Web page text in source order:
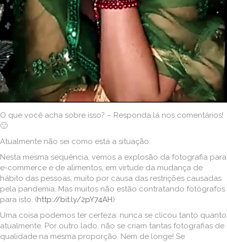
O que você acha sobre isso? – Responda lá nos comentários!
🙂
Atualmente não sei como está a situação.
Nesta mesma sequência, vemos a explosão da fotografia para
e-commerce e de alimentos, em virtude da mudança de
hábito das pessoas, muito por causa das restrições causadas
pela pandemia. Mas muitos não estão contratando fotógrafos
para isto. (http://bit.ly/2pY74AH)
Uma coisa podemos ter certeza: nunca se clicou tanto quanto
atualmente. Por outro lado, não se criam tantas fotografias de
qualidade na mesma proporção. Nem de longe! Se